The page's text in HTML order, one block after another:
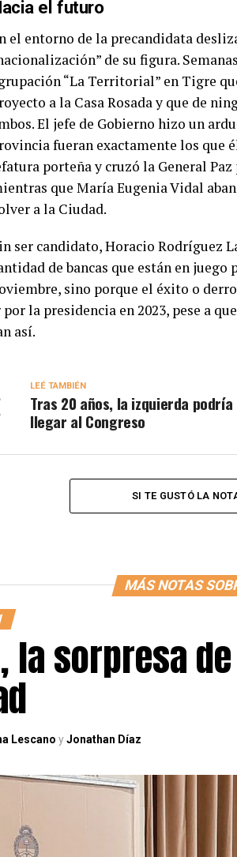
el futuro
el entorno de la precandidata
de su figura.
“La Territorial” en Tigre
a la Casa Rosada y que de
El jefe de Gobierno hizo un
fueran exactamente los que
porteña y cruzó la General
que María Eugenia Vidal
a la Ciudad.
ser candidato, Horacio Rodríguez
de bancas que están en
sino porque el éxito o
la presidencia en 2023, pese a
así.
LEÉ TAMBIÉN
Tras 20 años, la izquierda podría
llegar al Congreso
SI TE GUSTÓ LA
MÁS NOTAS
la sorpresa
Lescano yJonathan Díaz